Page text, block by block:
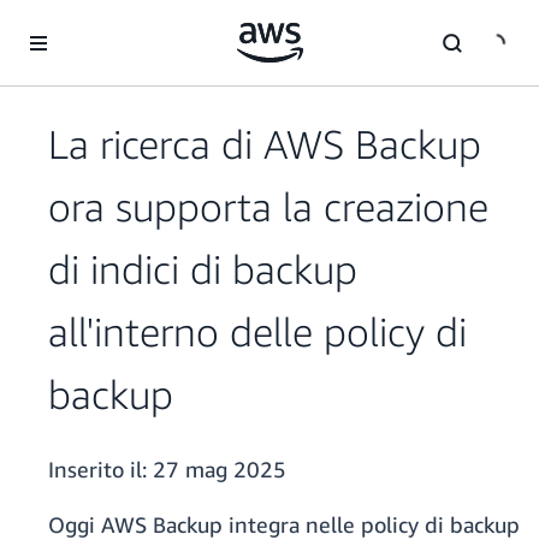
La ricerca di AWS Backup
ora supporta la creazione
di indici di backup
all'interno delle policy di
backup
Inserito il: 27 mag 2025
Oggi AWS Backup integra nelle policy di backup